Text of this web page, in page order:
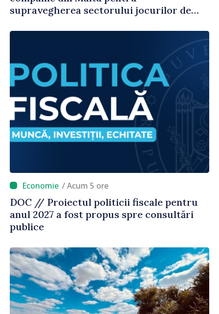
supravegherea sectorului jocurilor de
/ Acum 5 ore
DOC // Proiectul politicii fiscale pentru
anul 2027 a fost propus spre consultări
publice